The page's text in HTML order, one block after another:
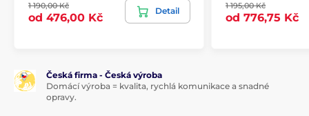
1 190,00 Kč
od 476,00 Kč
Detail 1 195,00 Kč
od 776,75 Kč
Česká firma - Česká výroba
Domácí výroba = kvalita, rychlá komunikace a snadné
opravy.